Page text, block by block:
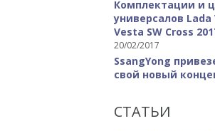
Комплектации и
универсалов Lada
Vesta SW Cross
20/02/2017
SsangYong
свой новый
СТАТЬИ